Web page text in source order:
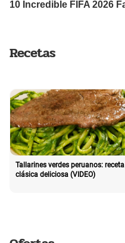
Recetas
Tallarines verdes peruanos: receta
clásica deliciosa (VIDEO)